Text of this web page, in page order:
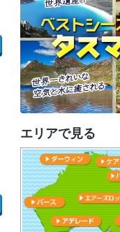
エリアで見る